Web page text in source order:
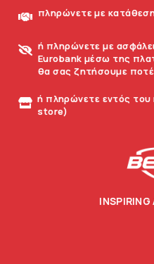
πληρώνετε με
ή πληρώνετε με
Eurobank μέσω της
θα σας ζητήσουμε
ή πληρώνετε εντός
store)
INSPIRING